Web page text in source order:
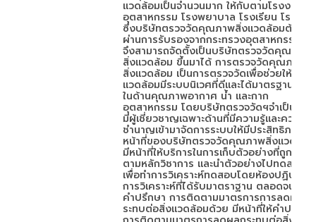
แวดล้อมเป็นจำนวนมาก ให้กับตามโรงงาน
อุตสาหกรรม โรงพยาบาล โรงเรียน โรงแรม
ซึ่งบริษัทตรวจวัดคุณภาพสิ่งแวดล้อมต้อง
ผ่านการรับรองจากกระทรวงอุตสาหกรรม
จึงสามารถจัดตั้งเป็นบริษัทตรวจวัดคุณภาพ
สิ่งแวดล้อม ขึ้นมาได้ การตรวจวัดคุณภาพ
สิ่งแวดล้อม เป็นการตรวจวัดเพื่อช่วยให้สิ่ง
แวดล้อมมีระบบนิเวศที่ดีและได้มาตรฐาน ทั้ง
ในด้านคุณภาพอากาศ น้ำ และกาก
อุตสาหกรรม โดยบริษัทตรวจวัดฯจำเป็นต้อง
มีผู้เชี่ยวชาญเฉพาะด้านที่มีความรู้และความ
ชำนาญเข้ามาจัดการระบบให้มีประสิทธิภาพ
หน้าที่ของบริษัทตรวจวัดคุณภาพสิ่งแวดล้อม
มีหน้าที่ให้บริการในการเก็บตัวอย่างที่ถูกต้อง
ตามหลักวิชาการ และนำตัวอย่างไปทดสอบ
เพื่อทำการวิเคราะห์ทดสอบโดยห้องปฏิบัติ
การวิเคราะห์ที่ได้รับมาตราฐาน ตลอดจนให้
คำปรึกษา การติดตามมาตรการการลดผลก
ระทบต่อสิ่งแวดล้อมด้วย มีหน้าที่ให้คำปรึกษา